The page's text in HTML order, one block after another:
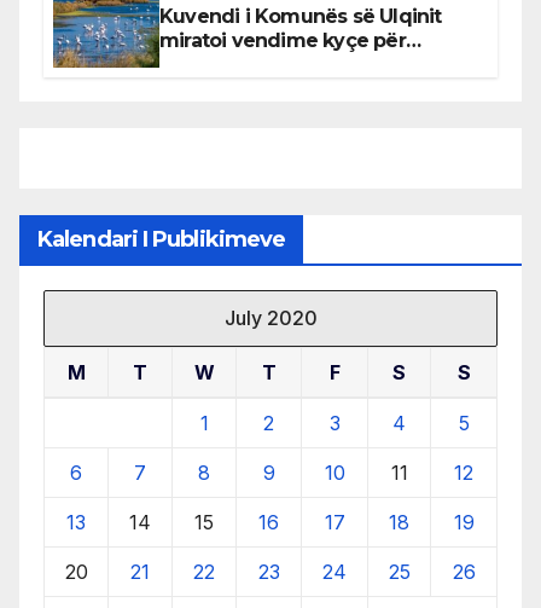
Kuvendi i Komunës së Ulqinit
miratoi vendime kyçe për
Kalendari I Publikimeve
July 2020
M T W T F S S
1 2 3 4 5
6 7 8 9 10 11 12
13 14 15 16 17 18 19
20 21 22 23 24 25 26